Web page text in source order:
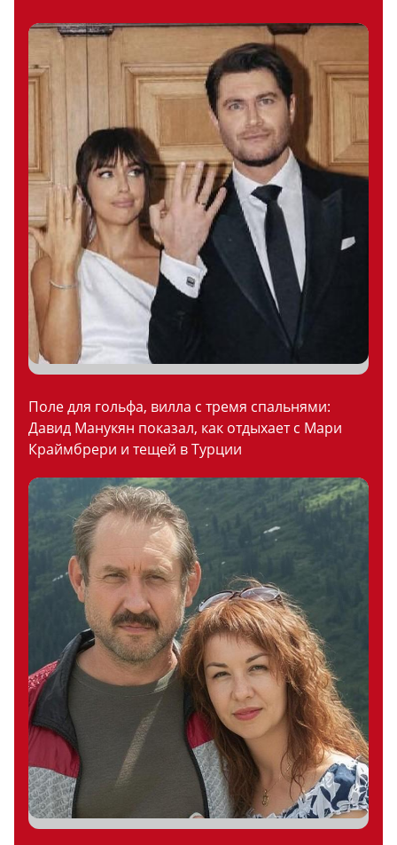
Поле для гольфа, вилла с тремя спальнями:
Давид Манукян показал, как отдыхает с Мари
Краймбрери и тещей в Турции